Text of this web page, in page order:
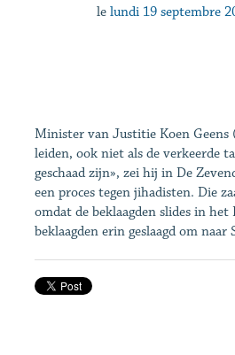
le lundi 19 septembre
Minister van Justitie Koen
leiden, ook niet als de verkeerde
geschaad zijn», zei hij in De
een proces tegen jihadisten. Die
omdat de beklaagden slides in
beklaagden erin geslaagd om